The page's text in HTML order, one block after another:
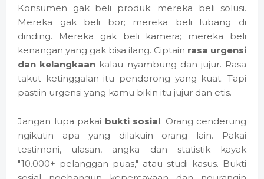
Konsumen gak beli produk; mereka beli solusi.
Mereka gak beli bor; mereka beli lubang di
dinding. Mereka gak beli kamera; mereka beli
kenangan yang gak bisa ilang. Ciptain rasa urgensi
dan kelangkaan kalau nyambung dan jujur. Rasa
takut ketinggalan itu pendorong yang kuat. Tapi
pastiin urgensi yang kamu bikin itu jujur dan etis.
Jangan lupa pakai bukti sosial. Orang cenderung
ngikutin apa yang dilakuin orang lain. Pakai
testimoni, ulasan, angka dan statistik kayak
"10.000+ pelanggan puas," atau studi kasus. Bukti